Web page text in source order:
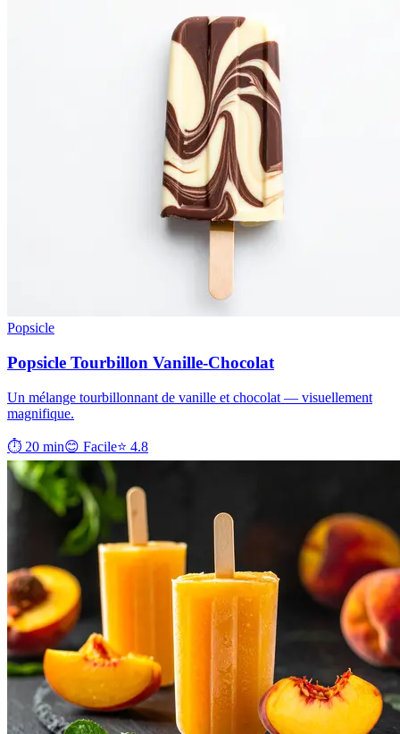
Popsicle
Popsicle Tourbillon Vanille-Chocolat
Un mélange tourbillonnant de vanille et chocolat — visuellement
magnifique.
⏱ 20 min😊 Facile⭐ 4.8